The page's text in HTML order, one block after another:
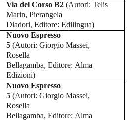
Via del Corso B2(Autori:Telis
Marin, Pierangela
Diadori,Editore:Edilingua)
Nuovo Espresso
5(Autori:Giorgio Massei,
Rosella
Bellagamba,Editore: Alma
Edizioni)
Nuovo Espresso
5(Autori:Giorgio Massei,
Rosella
Bellagamba,Editore: Alma